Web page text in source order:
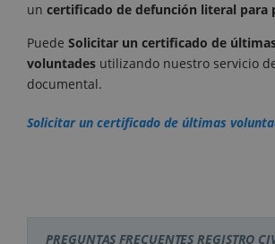
un certificado de defunción literal para
Puede Solicitar un certificado de
voluntades utilizando nuestro servicio
documental.
Solicitar un certificado de últimas
PREGUNTAS FRECUENTES REGISTRO